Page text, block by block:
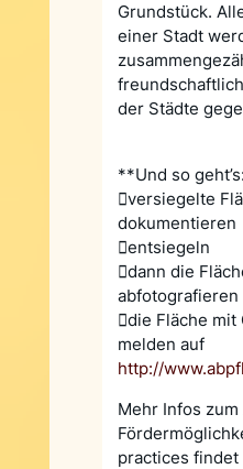
Grundstück.
einer Stadt
der Städte
**Und so
versiegelte
dokumentieren
entsiegeln
dann die
abfotografieren
die Fläche mit
melden auf
http://
Mehr Infos zum
practices findet